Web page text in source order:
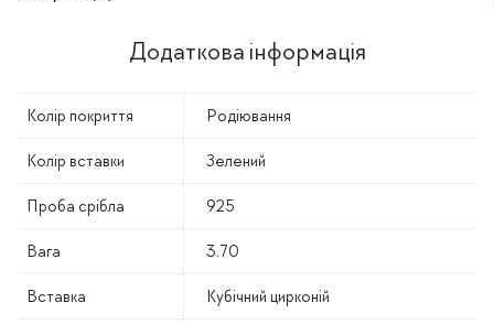
Додаткова інформація
Колір покриття Родіювання
Колір вставки Зелений
Проба срібла 925
Вага 3.70
Вставка Кубічний цирконій